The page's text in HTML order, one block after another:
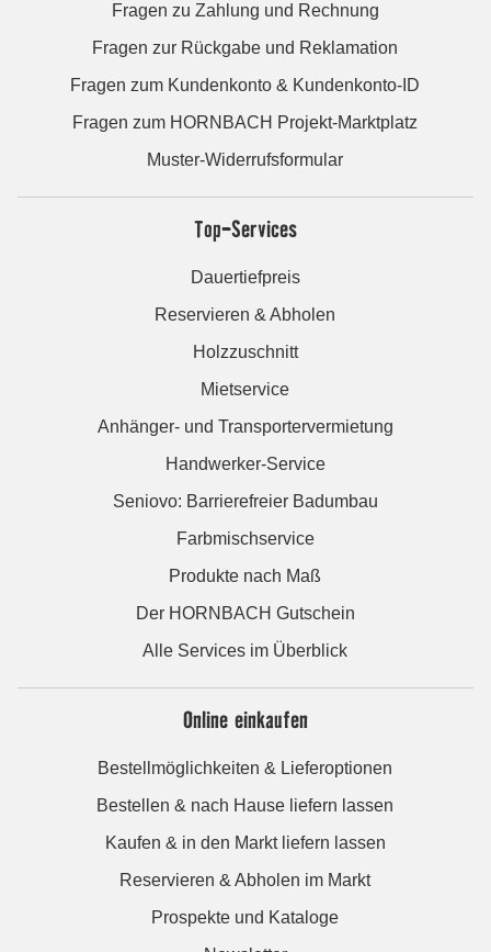
Fragen zu Zahlung und Rechnung
Fragen zur Rückgabe und Reklamation
Fragen zum Kundenkonto & Kundenkonto-ID
Fragen zum HORNBACH Projekt-Marktplatz
Muster-Widerrufsformular
Top-Services
Dauertiefpreis
Reservieren & Abholen
Holzzuschnitt
Mietservice
Anhänger- und Transportervermietung
Handwerker-Service
Seniovo: Barrierefreier Badumbau
Farbmischservice
Produkte nach Maß
Der HORNBACH Gutschein
Alle Services im Überblick
Online einkaufen
Bestellmöglichkeiten & Lieferoptionen
Bestellen & nach Hause liefern lassen
Kaufen & in den Markt liefern lassen
Reservieren & Abholen im Markt
Prospekte und Kataloge